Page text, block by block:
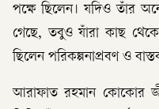
পক্ষে ছিলেন। যদিও তাঁর
গেছে, তবুও যাঁরা কাছ
ছিলেন পরিকল্পনাপ্রবণ ও
আরাফাত রহমান কোকোর